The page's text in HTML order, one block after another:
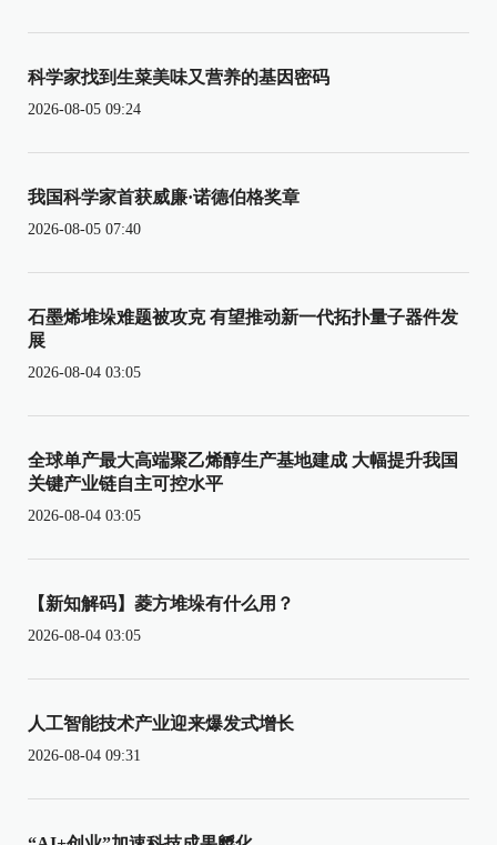
科学家找到生菜美味又营养的基因密码
2026-08-05 09:24
我国科学家首获威廉·诺德伯格奖章
2026-08-05 07:40
石墨烯堆垛难题被攻克 有望推动新一代拓扑量子器件发
展
2026-08-04 03:05
全球单产最大高端聚乙烯醇生产基地建成 大幅提升我国
关键产业链自主可控水平
2026-08-04 03:05
【新知解码】菱方堆垛有什么用？
2026-08-04 03:05
人工智能技术产业迎来爆发式增长
2026-08-04 09:31